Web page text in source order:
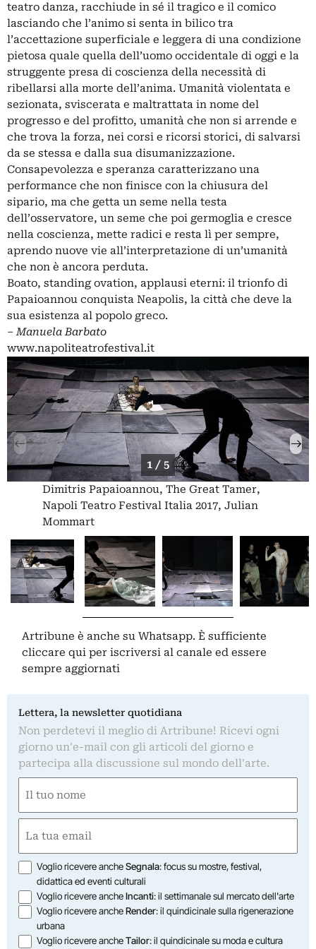
teatro danza, racchiude in sé il tragico e il comico
lasciando che l’animo si senta in bilico tra
l’accettazione superficiale e leggera di una condizione
pietosa quale quella dell’uomo occidentale di oggi e la
struggente presa di coscienza della necessità di
ribellarsi alla morte dell’anima. Umanità violentata e
sezionata, sviscerata e maltrattata in nome del
progresso e del profitto, umanità che non si arrende e
che trova la forza, nei corsi e ricorsi storici, di salvarsi
da se stessa e dalla sua disumanizzazione.
Consapevolezza e speranza caratterizzano una
performance che non finisce con la chiusura del
sipario, ma che getta un seme nella testa
dell’osservatore, un seme che poi germoglia e cresce
nella coscienza, mette radici e resta lì per sempre,
aprendo nuove vie all’interpretazione di un’umanità
che non è ancora perduta.
Boato, standing ovation, applausi eterni: il trionfo di
Papaioannou conquista Neapolis, la città che deve la
sua esistenza al popolo greco.
–Manuela Barbato
www.napoliteatrofestival.it
1 / 5
Dimitris Papaioannou, The Great Tamer,
Napoli Teatro Festival Italia 2017, Julian
Mommart
Artribune è anche su Whatsapp. È sufficiente
cliccare qui per iscriversi al canale ed essere
sempre aggiornati
Lettera, la newsletter quotidiana
Non perdetevi il meglio di Artribune! Ricevi ogni
giorno un'e-mail con gli articoli del giorno e
partecipa alla discussione sul mondo dell'arte.
(Required)
(Required)
Opzioni
Voglio ricevere ancheSegnala: focus su mostre, festival,
didattica ed eventi culturali
Voglio ricevere ancheIncanti: il settimanale sul mercato dell'arte
Voglio ricevere ancheRender: il quindicinale sulla rigenerazione
urbana
Voglio ricevere ancheTailor: il quindicinale su moda e cultura